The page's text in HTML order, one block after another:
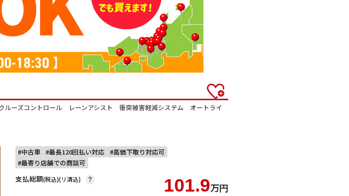
ズコントロール レーンアシスト 衝突被害軽減システム オートライ
中古車 最長120回払い対応
高価下取り対応可
最寄り店舗での商談可
支払総額(税込)(リ済込) 101.9万円
?